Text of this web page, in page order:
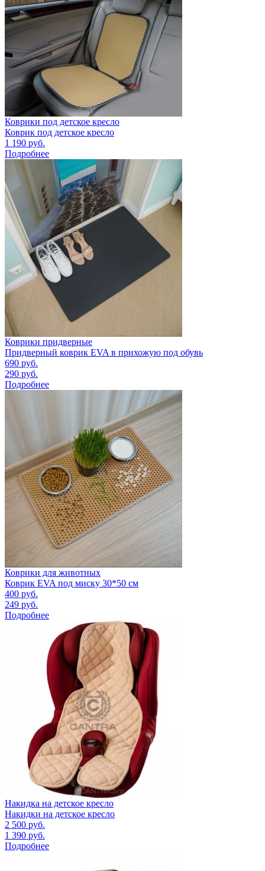
Коврики под детское кресло
Коврик под детское кресло
1 190 руб.
Подробнее
Коврики придверные
Придверный коврик EVA в прихожую под обувь
690 руб.
290 руб.
Подробнее
Коврики для животных
Коврик EVA под миску 30*50 см
400 руб.
249 руб.
Подробнее
Накидка на детское кресло
Накидки на детское кресло
2 500 руб.
1 390 руб.
Подробнее